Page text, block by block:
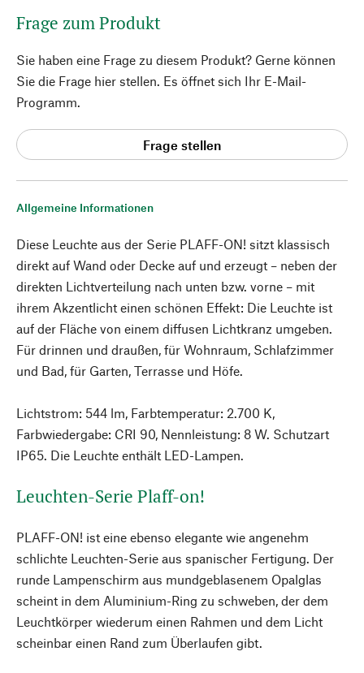
Allgemeine Informationen
Diese Leuchte aus der Serie PLAFF-ON! sitzt klassisch
direkt auf Wand oder Decke auf und erzeugt – neben der
direkten Lichtverteilung nach unten bzw. vorne – mit
ihrem Akzentlicht einen schönen Effekt: Die Leuchte ist
auf der Fläche von einem diffusen Lichtkranz umgeben.
Für drinnen und draußen, für Wohnraum, Schlafzimmer
und Bad, für Garten, Terrasse und Höfe.
Lichtstrom: 544 lm, Farbtemperatur: 2.700 K,
Farbwiedergabe: CRI 90, Nennleistung: 8 W. Schutzart
IP65. Die Leuchte enthält LED-Lampen.
Leuchten-Serie Plaff-on!
PLAFF-ON! ist eine ebenso elegante wie angenehm
schlichte Leuchten-Serie aus spanischer Fertigung. Der
runde Lampenschirm aus mundgeblasenem Opalglas
scheint in dem Aluminium-Ring zu schweben, der dem
Leuchtkörper wiederum einen Rahmen und dem Licht
scheinbar einen Rand zum Überlaufen gibt.
Frage zum Produkt
Sie haben eine Frage zu diesem Produkt? Gerne können
Sie die Frage hier stellen. Es öffnet sich Ihr E-Mail-
Programm.
Frage stellen